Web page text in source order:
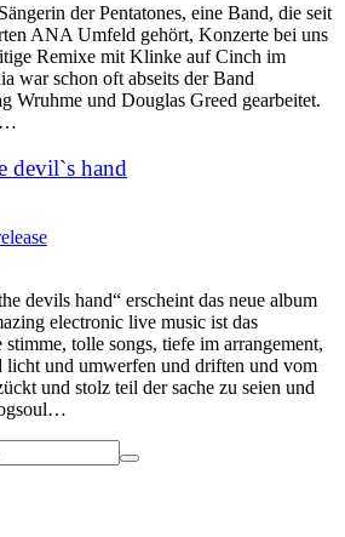
der Pentatones, eine Band, die seit
ANA Umfeld gehört, Konzerte bei uns
Remixe mit Klinke auf Cinch im
war schon oft abseits der Band
Wruhme und Douglas Greed gearbeitet.
devil`s hand
devils hand“ erscheint das neue album
electronic live music ist das
tolle songs, tiefe im arrangement,
licht und umwerfen und driften und vom
und stolz teil der sache zu seien und